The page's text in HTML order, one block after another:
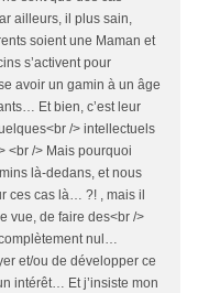
ailleurs, il plus sain,
soient une Maman et
s’activent pour
avoir un gamin à un âge
Et bien, c’est leur
/> intellectuels
<br /> Mais pourquoi
là-dedans, et nous
ces cas là… ?! , mais il
vue, de faire des<br />
nul…
et/ou de développer ce
intérêt… Et j’insiste mon